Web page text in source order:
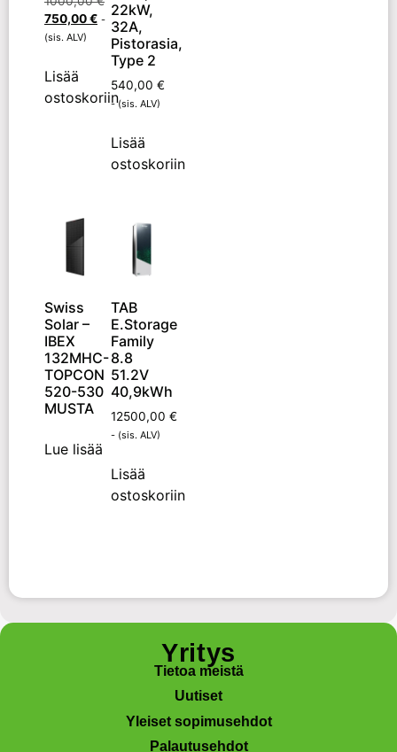
750,00€ -
(sis. ALV)
Lisää
ostoskoriin
22kW,
32A,
Pistorasia,
Type 2
540,00 €
- (sis. ALV)
Lisää
ostoskoriin
Swiss
Solar –
IBEX
132MHC-
TOPCON
520-530
MUSTA
Lue lisää
TAB
E.Storage
Family
8.8
51.2V
40,9kWh
12500,00 €
- (sis. ALV)
Lisää
ostoskoriin
Yritys
Tietoa meistä
Uutiset
Yleiset sopimusehdot
Palautusehdot